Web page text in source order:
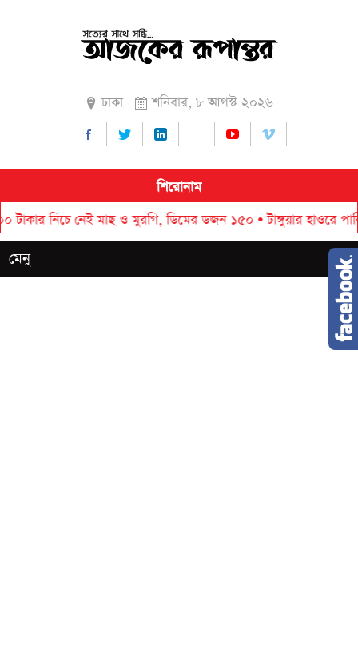
ঢাকা শনিবার, ৮ আগস্ট ২০২৬
শিরোনাম
নিচে নেই মাছ ও মুরগি, ডিমের ডজন ১৫০•টাঙ্গুয়ার হাওরে পানিতে
মেনু